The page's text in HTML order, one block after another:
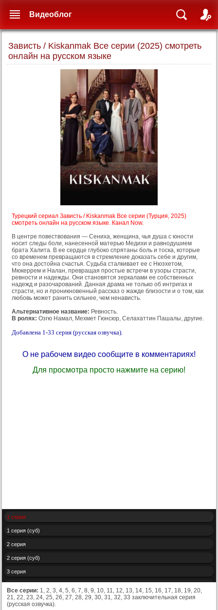
Зависть / Kiskanmak Все серии (2025) смотреть
онлайн на русском языке
Турецкий сериал Зависть / Kiskanmak Все серии (Турция, 2025)
смотреть онлайн на русском языке. Канал Now.
В центре повествования — Сениха, женщина, чья душа с юности
носит следы боли, нанесенной матерью Медихи и равнодушием
брата Халита. В ее сердце глубоко спрятаны боль и тоска, которые
со временем превращаются в стремление доказать себе и другим,
что она достойна счастья. Судьба сталкивает ее с Нюзхетом,
Мюкеррем и Налан, превращая простые встречи в узоры страсти,
ревности и надежды. Они становятся зеркалами ее собственных
надежд и разочарований. Данная драма не только об интригах и
страсти, но и проникновенный рассказ о жажде близости и о том, как
любовь может ранить сильнее, чем ненависть.
Альтернативное название: Ревность.
В ролях: Озгю Намал, Мехмет Гюнсюр, Селахаттин Пашалы, другие.
Добавлена 1-33 серия (русская озвучка).
О не рабочем видео сообщите в комментариях!
Для просмотра просто нажмите на серию!
1 серия
1 серия (суб)
2 серия
2 серия (суб)
3 серия
4 серия
Все серии: 1, 2, 3, 4, 5, 6, 7, 8, 9, 10, 11, 12, 13, 14, 15, 16, 17, 18, 19, 20,
21, 22, 23, 24, 25, 26, 27, 28, 29, 30, 31, 32, 33 заключительная серия
(русская озвучка).
Видеоблог